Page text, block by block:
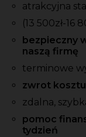
atrakcyjna
(13 500zł-16
bezpieczny
naszą firmę
terminowe
zwrot
zdalna,
pomoc
tydzień